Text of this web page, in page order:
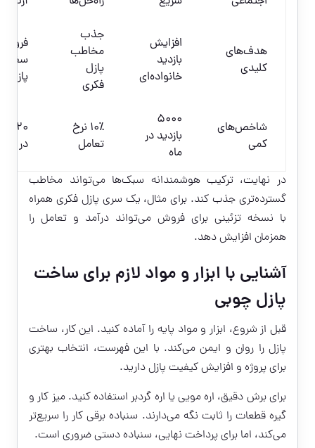
هدف‌های
کلیدی
افزایش
بازدید
خانواده‌ای
جذب
مخاطب
پازل
فکری
پازل
شاخص‌های
کمی
۵۰۰۰
بازدید در
ماه
۱۰٪ نرخ
تعامل
در ماه
در نهایت، ترکیب هوشمندانه سبک‌ها می‌تواند مخاطب
گسترده‌تری جذب کند. برای مثال، یک سری پازل فکری همراه
با نسخه تزئینی برای فروش می‌تواند درآمد و تعامل را
همزمان افزایش دهد.
آشنایی با ابزار و مواد لازم برای ساخت
پازل چوبی
قبل از شروع، ابزار و مواد پایه را آماده کنید. این کار، ساخت
پازل را روان و ایمن می‌کند. با این فهرست، انتخاب بهتری
برای پروژه و افزایش کیفیت پازل دارید.
برای برش دقیق، اره مویی یا اره گردبر استفاده کنید. میز کار و
گیره قطعات را ثابت نگه می‌دارند. سنباده برقی کار را سریع‌تر
می‌کند، اما برای پرداخت نهایی، سنباده دستی ضروری است.